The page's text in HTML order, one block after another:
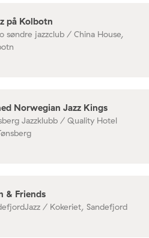
på Kolbotn
søndre jazzclub / China House,
Norwegian Jazz Kings
Jazzklubb / Quality Hotel
& Friends
/ Kokeriet, Sandefjord